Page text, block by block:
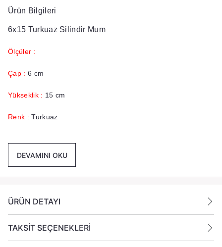
Ürün Bilgileri
6x15 Turkuaz Silindir Mum
Ölçüler :
Çap : 6 cm
Yükseklik : 15 cm
Renk : Turkuaz
Mumları yanıcı maddelerin yakınlarına koymayın.
DEVAMINI OKU
ÜRÜN DETAYI
TAKSİT SEÇENEKLERİ